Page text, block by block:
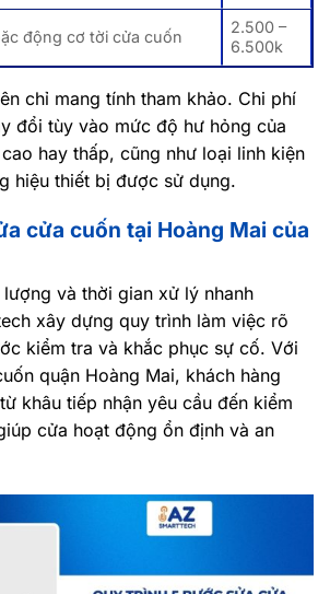
động cơ tời cửa cuốn
2.500 –
6.500k
chỉ mang tính tham khảo. Chi phí
đổi tùy vào mức độ hư hỏng của
hay thấp, cũng như loại linh kiện
hiệu thiết bị được sử dụng.
cửa cuốn tại Hoàng Mai của
và thời gian xử lý nhanh
xây dựng quy trình làm việc rõ
kiểm tra và khắc phục sự cố. Với
quận Hoàng Mai, khách hàng
khâu tiếp nhận yêu cầu đến kiểm
cửa hoạt động ổn định và an